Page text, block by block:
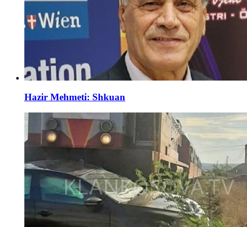
Hazir Mehmeti: Shkuan